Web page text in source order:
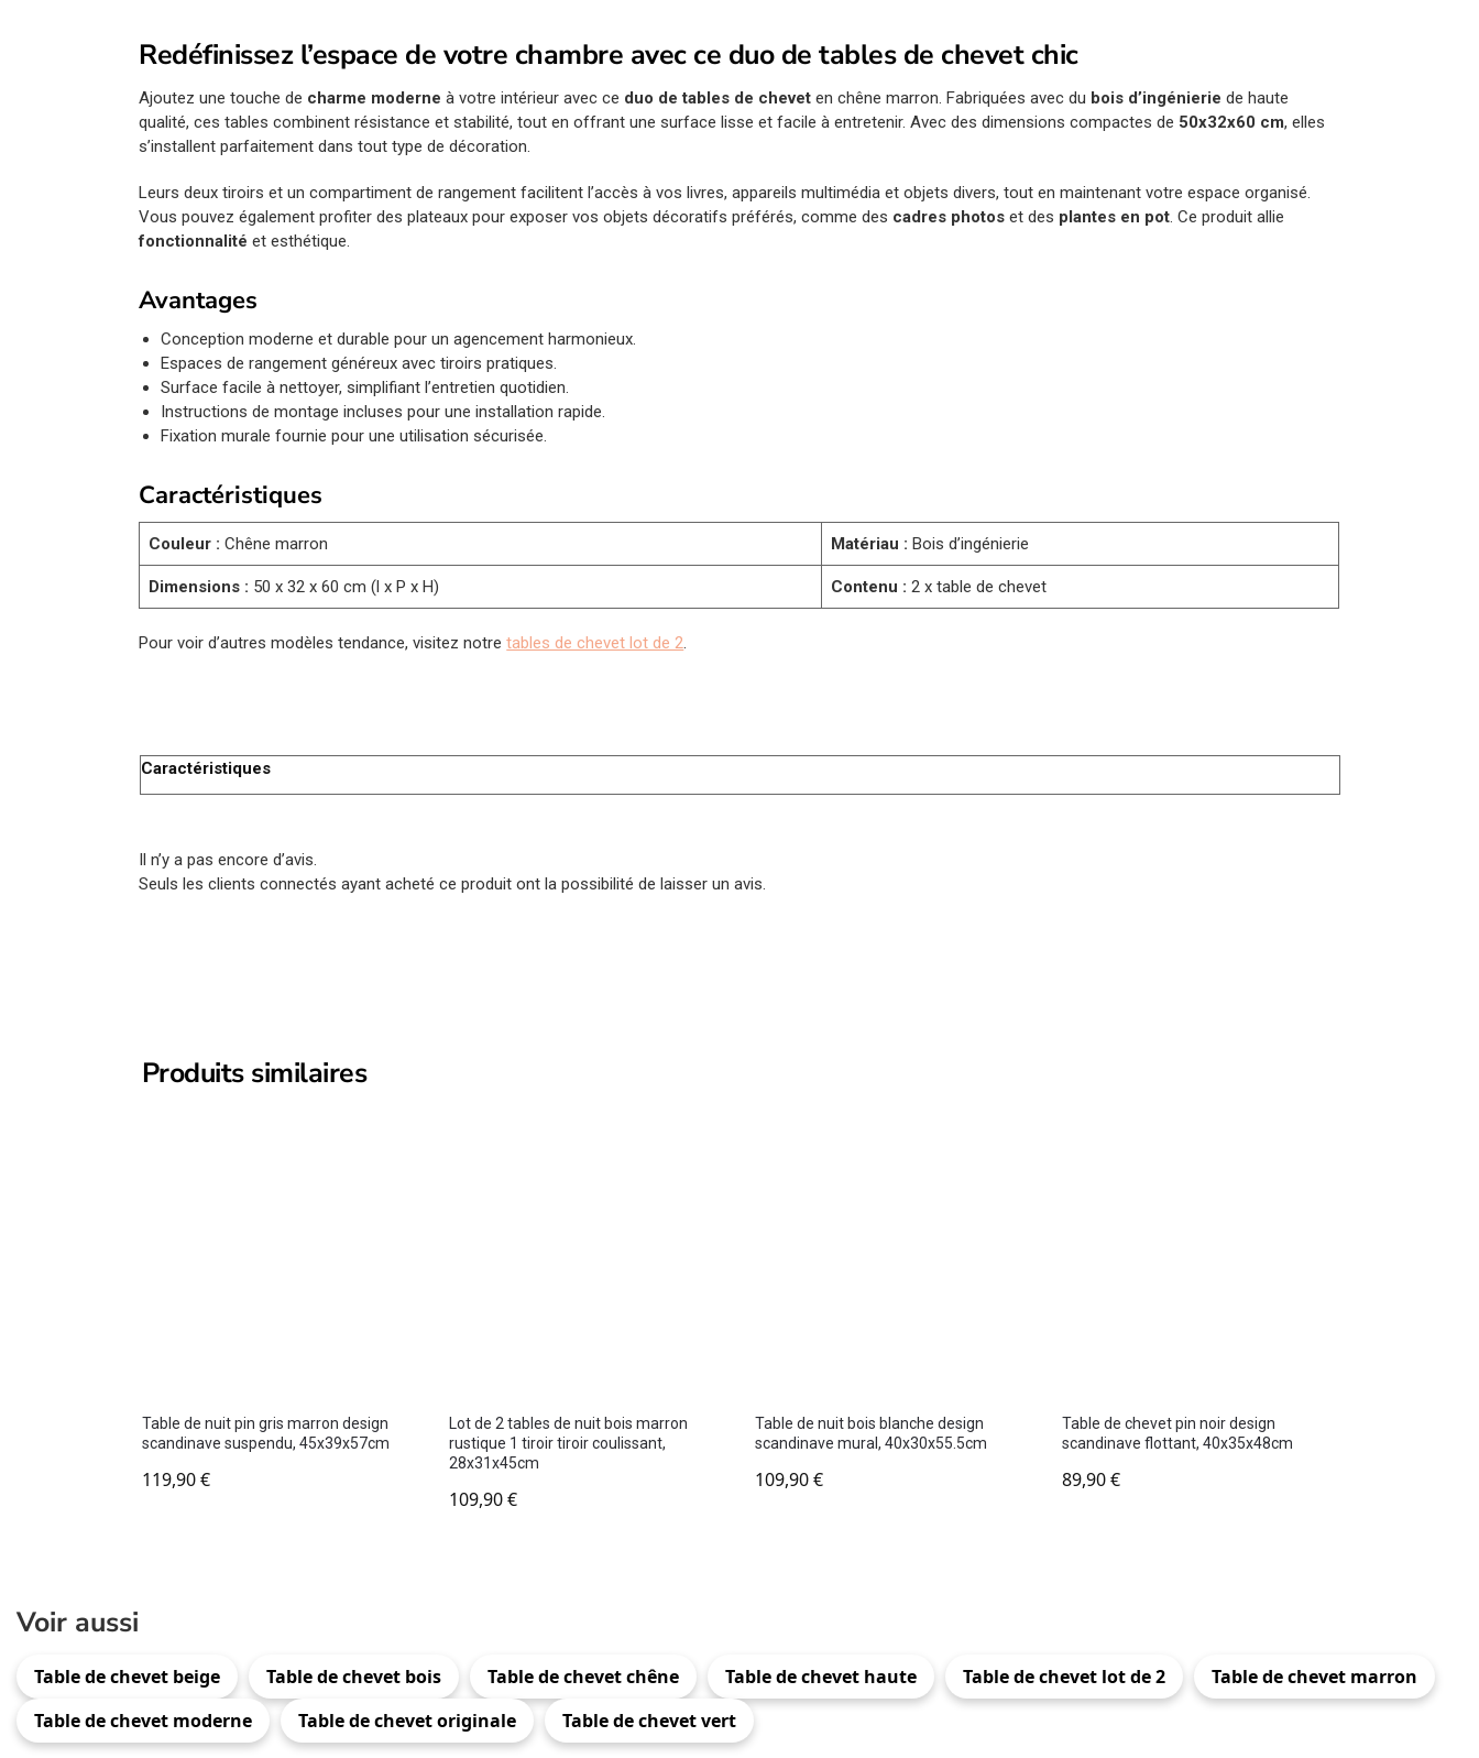
Redéfinissez l’espace de votre chambre avec ce duo de tables de chevet chic
Ajoutez une touche de charme moderne à votre intérieur avec ce duo de tables de chevet en chêne marron. Fabriquées avec du bois d’ingénierie de haute
qualité, ces tables combinent résistance et stabilité, tout en offrant une surface lisse et facile à entretenir. Avec des dimensions compactes de 50x32x60 cm, elles
s’installent parfaitement dans tout type de décoration.
Leurs deux tiroirs et un compartiment de rangement facilitent l’accès à vos livres, appareils multimédia et objets divers, tout en maintenant votre espace organisé.
Vous pouvez également profiter des plateaux pour exposer vos objets décoratifs préférés, comme des cadres photos et des plantes en pot . Ce produit allie
fonctionnalité et esthétique.
Avantages
Conception moderne et durable pour un agencement harmonieux.
Espaces de rangement généreux avec tiroirs pratiques.
Surface facile à nettoyer, simplifiant l’entretien quotidien.
Instructions de montage incluses pour une installation rapide.
Fixation murale fournie pour une utilisation sécurisée.
Caractéristiques
Couleur : Chêne marron Matériau : Bois d’ingénierie
Dimensions : 50 x 32 x 60 cm (l x P x H) Contenu : 2 x table de chevet
Pour voir d’autres modèles tendance, visitez notretables de chevet lot de 2.
Caractéristiques
Il n’y a pas encore d’avis.
Seuls les clients connectés ayant acheté ce produit ont la possibilité de laisser un avis.
Produits similaires
Table de nuit pin gris marron design
scandinave suspendu, 45x39x57cm
119,90€
Lot de 2 tables de nuit bois marron
rustique 1 tiroir tiroir coulissant,
28x31x45cm
109,90€
Table de nuit bois blanche design
scandinave mural, 40x30x55.5cm
109,90€
Table de chevet pin noir design
scandinave flottant, 40x35x48cm
89,90€
Voir aussi
Table de chevet beige Table de chevet bois Table de chevet chêne Table de chevet haute Table de chevet lot de 2
Table de chevet marron
Table de chevet moderne
Table de chevet originale Table de chevet vert